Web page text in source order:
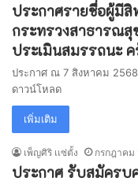
ประกาศรายชื่อผู้มีสิ
กระทรวงสาธารณสุ
ประเมินสมรรถนะ ค
ประกาศ ณ 7 สิงหาคม
ดาวน์โหลด
เพิ่มเติม
เพ็ญศิริ เเซ่ตั้ง กรกฎาคม
ประกาศ รับสมัครบุ